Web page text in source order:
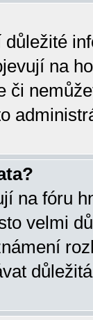
na
či
na fóru
velmi